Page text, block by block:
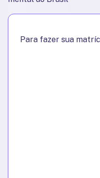
Para fazer sua